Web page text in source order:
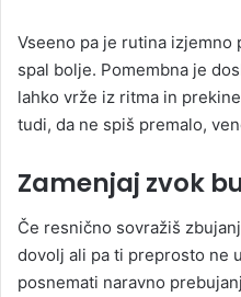
Vseeno pa je rutina izjemno
spal bolje. Pomembna je
lahko vrže iz ritma in
tudi, da ne spiš premalo,
Zamenjaj zvok
Če resnično sovražiš
dovolj ali pa ti preprosto ne
posnemati naravno